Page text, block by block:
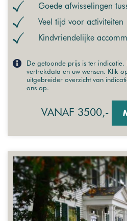
Goede afwisselingen
Veel tijd voor activiteiten
Kindvriendelijke
De getoonde prijs is ter
vertrekdata en uw wensen. Klik
uitgebreider overzicht van
ons op.
VANAF 3500,-